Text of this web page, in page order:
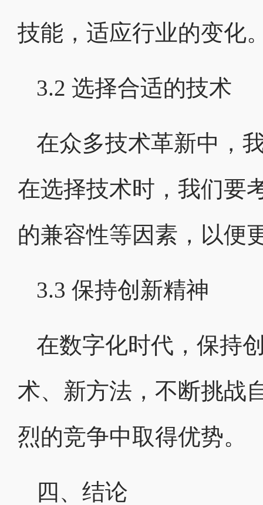
技能，适应行业的变化
3.2 选择合适的技术
在众多技术革新中，
在选择技术时，我们要
的兼容性等因素，以便
3.3 保持创新精神
在数字化时代，保持
术、新方法，不断挑战
烈的竞争中取得优势。
四、结论